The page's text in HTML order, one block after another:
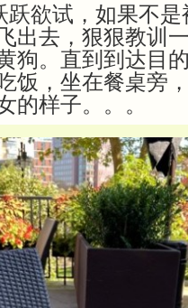
跃欲试，如果不
出去，狠狠教训
狗。直到到达目
饭，坐在餐桌旁
的样子。。。